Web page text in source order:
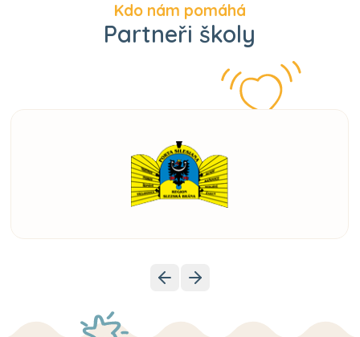
Kdo nám pomáhá
Partneři školy